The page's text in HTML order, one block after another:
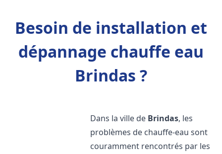
Besoin de installation et
dépannage chauffe eau
Brindas ?
Dans la ville de Brindas, les
problèmes de chauffe-eau sont
couramment rencontrés par les